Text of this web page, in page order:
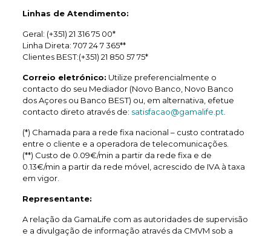
Linhas de Atendimento:
Geral: (+351) 21 316 75 00*
Linha Direta: 707 24 7 365**
Clientes BEST:(+351) 21 850 57 75*
Correio eletrónico: Utilize preferencialmente o
contacto do seu Mediador (Novo Banco, Novo Banco
dos Açores ou Banco BEST) ou, em alternativa, efetue
contacto direto através de: satisfacao@gamalife.pt
(*) Chamada para a rede fixa nacional – custo contratado
entre o cliente e a operadora de telecomunicações.
(**) Custo de 0.09€/min a partir da rede fixa e de
0.13€/min a partir da rede móvel, acrescido de IVA à taxa
em vigor.
Representante:
A relação da GamaLife com as autoridades de supervisão
e a divulgação de informação através da CMVM sob a